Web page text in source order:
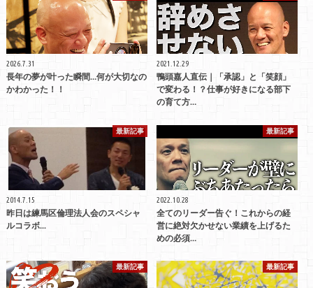
2026.7.31
長年の夢が叶った瞬間…何が大切なの
かわかった！！
2021.12.29
鴨頭嘉人直伝｜「承認」と「笑顔」
で変わる！？仕事が好きになる部下
の育て方…
最新記事
2014.7.15
昨日は練馬区倫理法人会のスペシャ
ルコラボ...
最新記事
2022.10.28
全てのリーダー告ぐ！これからの経
営に絶対欠かせない業績を上げるた
めの必須…
最新記事 最新記事